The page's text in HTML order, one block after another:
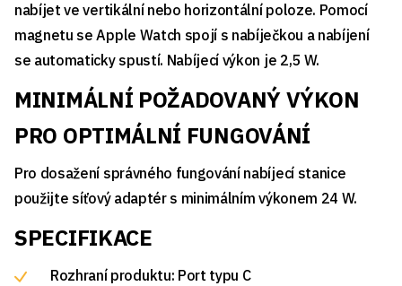
nabíjet ve vertikální nebo horizontální poloze. Pomocí
magnetu se Apple Watch spojí s nabíječkou a nabíjení
se automaticky spustí. Nabíjecí výkon je 2,5 W.
MINIMÁLNÍ POŽADOVANÝ VÝKON
PRO OPTIMÁLNÍ FUNGOVÁNÍ
Pro dosažení správného fungování nabíjecí stanice
použijte síťový adaptér s minimálním výkonem 24 W.
SPECIFIKACE
Rozhraní produktu: Port typu C